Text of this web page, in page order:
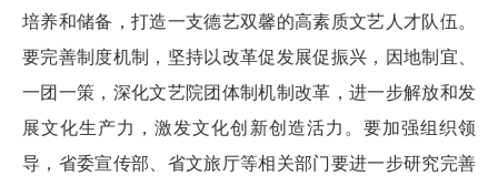
培养和储备，打造一支德艺双馨的高素质文艺人才队伍。
要完善制度机制，坚持以改革促发展促振兴，因地制宜、
一团一策，深化文艺院团体制机制改革，进一步解放和发
展文化生产力，激发文化创新创造活力。要加强组织领
导，省委宣传部、省文旅厅等相关部门要进一步研究完善